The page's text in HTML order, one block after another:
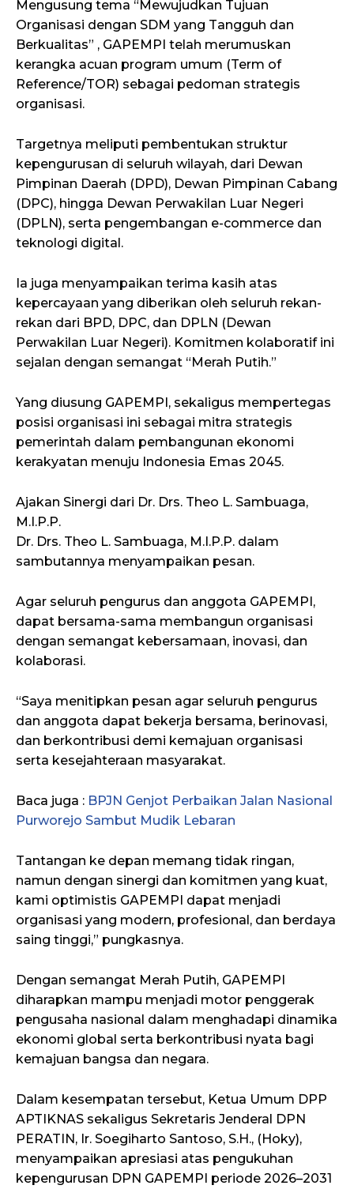
Mengusung tema “Mewujudkan Tujuan
Organisasi dengan SDM yang Tangguh dan
Berkualitas” , GAPEMPI telah merumuskan
kerangka acuan program umum (Term of
Reference/TOR) sebagai pedoman strategis
organisasi.
Targetnya meliputi pembentukan struktur
kepengurusan di seluruh wilayah, dari Dewan
Pimpinan Daerah (DPD), Dewan Pimpinan Cabang
(DPC), hingga Dewan Perwakilan Luar Negeri
(DPLN), serta pengembangan e-commerce dan
teknologi digital.
Ia juga menyampaikan terima kasih atas
kepercayaan yang diberikan oleh seluruh rekan-
rekan dari BPD, DPC, dan DPLN (Dewan
Perwakilan Luar Negeri). Komitmen kolaboratif ini
sejalan dengan semangat “Merah Putih.”
Yang diusung GAPEMPI, sekaligus mempertegas
posisi organisasi ini sebagai mitra strategis
pemerintah dalam pembangunan ekonomi
kerakyatan menuju Indonesia Emas 2045.
Ajakan Sinergi dari Dr. Drs. Theo L. Sambuaga,
M.I.P.P.
Dr. Drs. Theo L. Sambuaga, M.I.P.P. dalam
sambutannya menyampaikan pesan.
Agar seluruh pengurus dan anggota GAPEMPI,
dapat bersama-sama membangun organisasi
dengan semangat kebersamaan, inovasi, dan
kolaborasi.
“Saya menitipkan pesan agar seluruh pengurus
dan anggota dapat bekerja bersama, berinovasi,
dan berkontribusi demi kemajuan organisasi
serta kesejahteraan masyarakat.
Baca juga : BPJN Genjot Perbaikan Jalan Nasional
Purworejo Sambut Mudik Lebaran
Tantangan ke depan memang tidak ringan,
namun dengan sinergi dan komitmen yang kuat,
kami optimistis GAPEMPI dapat menjadi
organisasi yang modern, profesional, dan berdaya
saing tinggi,” pungkasnya.
Dengan semangat Merah Putih, GAPEMPI
diharapkan mampu menjadi motor penggerak
pengusaha nasional dalam menghadapi dinamika
ekonomi global serta berkontribusi nyata bagi
kemajuan bangsa dan negara.
Dalam kesempatan tersebut, Ketua Umum DPP
APTIKNAS sekaligus Sekretaris Jenderal DPN
PERATIN, Ir. Soegiharto Santoso, S.H., (Hoky),
menyampaikan apresiasi atas pengukuhan
kepengurusan DPN GAPEMPI periode 2026–2031